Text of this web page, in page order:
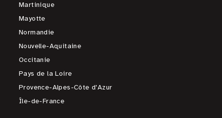
Martinique
Mayotte
Normandie
Nouvelle-Aquitaine
Occitanie
Pays de la Loire
Provence-Alpes-Côte d'Azur
Île-de-France